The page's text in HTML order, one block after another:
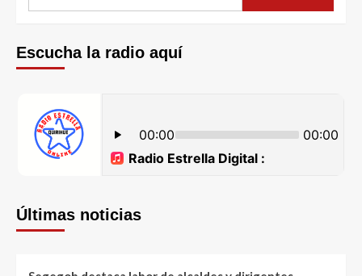
Escucha la radio aquí
Últimas noticias